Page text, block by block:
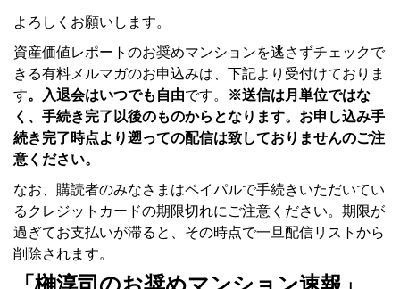
よろしくお願いします。
資産価値レポートのお奨めマンションを逃さずチェックで
きる有料メルマガのお申込みは、下記より受付けておりま
す。入退会はいつでも自由です。
※送信は月単位ではな
く、手続き完了以後のものからとなります。お申し込み手
続き完了時点より遡っての配信は致しておりませんのご注
意ください。
なお、購読者のみなさまはペイパルで手続きいただいてい
るクレジットカードの期限切れにご注意ください。期限が
過ぎてお支払いが滞ると、その時点で一旦配信リストから
削除されます。
「榊淳司のお奨めマンション速報」